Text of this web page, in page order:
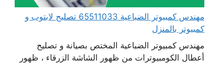
مهندس كمبيوتر الضباعية 65511033 تصليح لابتوب و
كمبيوتر بالمنزل
مهندس كمبيوتر الضباعية المختص بصيانة و تصليح
أعطال الكومبيوترات من ظهور الشاشة الزرقاء ، ظهور